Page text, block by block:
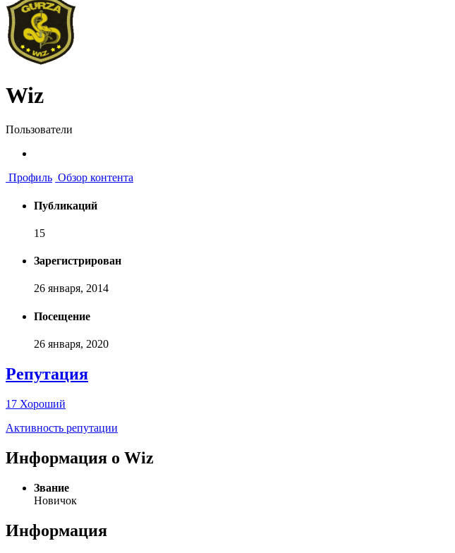
Wiz
Пользователи
Профиль Обзор контента
Публикаций
15
Зарегистрирован
26 января, 2014
Посещение
26 января, 2020
Репутация
17 Хороший
Активность репутации
Информация о Wiz
Звание
Новичок
Информация